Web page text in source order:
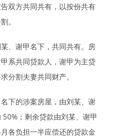
双方共同共有，以按份共有
。
、谢甲名下，共同共有。房
系共同贷款人，谢甲为主贷
分割夫妻共同财产。
下的涉案房屋，由刘某、谢
；剩余贷款由刘某、谢甲
各负担一半应偿还的贷款金